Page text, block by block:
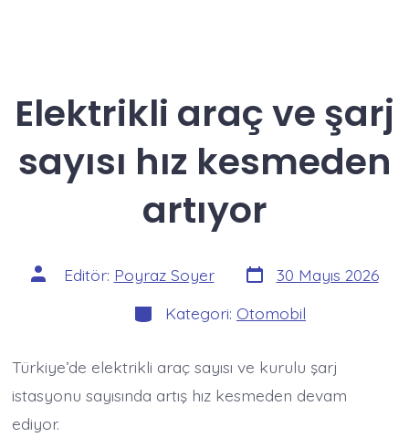
Elektrikli araç ve şarj
sayısı hız kesmeden
artıyor
Yazının
yazarı
Editör: Poyraz Soyer Yazı
tarihi
30 Mayıs 2026
Kategoriler
Kategori: Otomobil
Türkiye’de elektrikli araç sayısı ve kurulu şarj
istasyonu sayısında artış hız kesmeden devam
ediyor.